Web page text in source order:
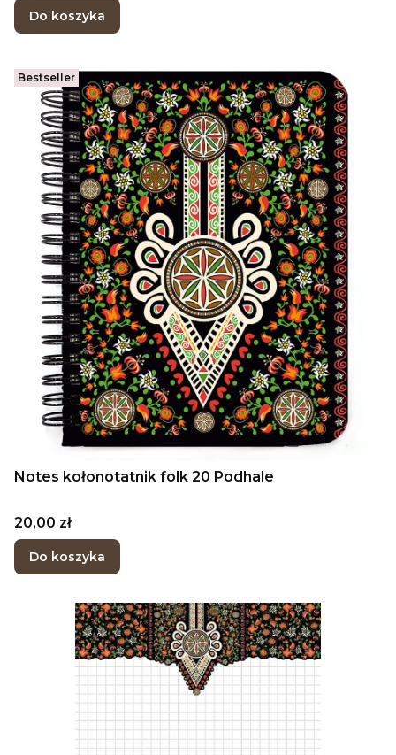
Do koszyka
Bestseller
Notes kołonotatnik folk 20 Podhale
Cena
20,00 zł
Do koszyka